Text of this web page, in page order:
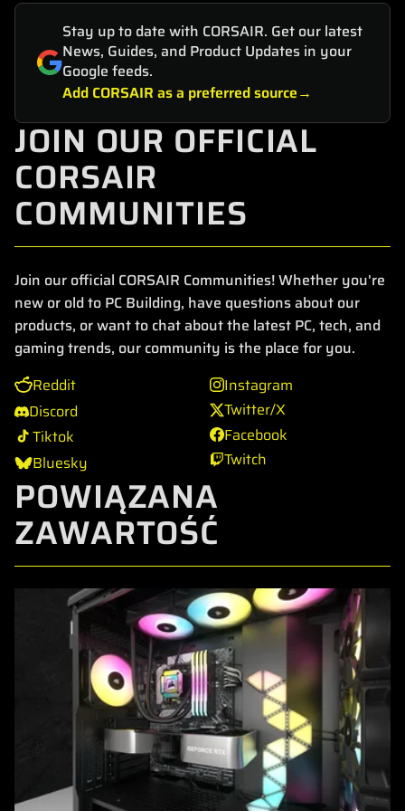
Stay up to date with CORSAIR. Get our latest
News, Guides, and Product Updates in your
Google feeds.
Add CORSAIR as a preferred source
JOIN OUR OFFICIAL
CORSAIR
COMMUNITIES
Join our official CORSAIR Communities! Whether you're
new or old to PC Building, have questions about our
products, or want to chat about the latest PC, tech, and
gaming trends, our community is the place for you.
Reddit
Discord
Tiktok
Bluesky
Instagram
Twitter/X
Facebook
Twitch
POWIĄZANA
ZAWARTOŚĆ